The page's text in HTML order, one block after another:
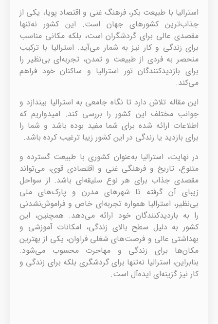
استرالیا با طبیعت بکر، فرهنگ غنی و اقتصاد پویا، یکی از
جذاب‌ترین کشورهای جهان است. این کشور نه‌تنها
مقصدی عالی برای گردشگران است، بلکه مکانی مناسب
برای زندگی و کار نیز به شمار می‌آید. استرالیا با ترکیب
منحصر به فردی از طبیعت و تمدن، تجربه‌ای بی‌نظیر را
برای بازدیدکنندگان تور استرالیا و ساکنان خود فراهم
می‌کند.
این مقاله تلاش دارد تا نگاه جامعی به استرالیا بیندازد و
جوانب مختلف این کشور را بررسی کند. امیدواریم که
اطلاعات ارائه شده برای شما مفید بوده باشد و شما را
برای بازدید یا زندگی در این کشور زیبا ترغیب کرده باشد.
در نهایت، استرالیا به‌عنوان کشوری با طبیعت گسترده و
متنوع، تاریخ و فرهنگی غنی و اقتصادی قوی، می‌تواند
مقصدی جذاب برای هر نوع سلیقه‌ای باشد. از سواحل
زیبای آن گرفته تا شهرهای مدرن و پارک‌های ملی
بی‌نظیر، استرالیا همواره تجربه‌ای خاص و فراموش‌نشدنی
را به بازدیدکنندگان خود ارائه می‌دهد. همچنین، این
کشور به دلیل سطح بالای زندگی، امکانات آموزشی و
بهداشتی عالی و فرصت‌های شغلی فراوان، یکی از بهترین
مکان‌ها برای زندگی و مهاجرت محسوب می‌شود.
بنابراین، استرالیا نه‌تنها برای گردشگری بلکه برای زندگی و
کار نیز گزینه‌ای ایده‌آل است.